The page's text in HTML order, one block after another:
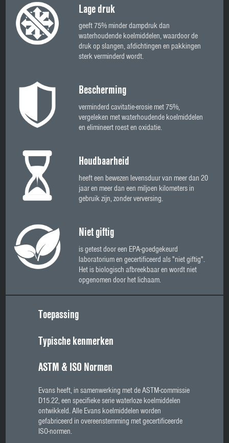
Lage druk
geeft 75% minder dampdruk dan
waterhoudende koelmiddelen, waardoor de
druk op slangen, afdichtingen en pakkingen
sterk verminderd wordt.
Bescherming
verminderd cavitatie-erosie met 75%,
vergeleken met waterhoudende koelmiddelen
en elimineert roest en oxidatie.
Houdbaarheid
heeft een bewezen levensduur van meer dan 20
jaar en meer dan een miljoen kilometers in
gebruik zijn, zonder verversing.
Niet giftig
is getest door een EPA-goedgekeurd
laboratorium en gecertificeerd als "niet giftig".
Het is biologisch afbreekbaar en wordt niet
opgenomen door het lichaam.
Toepassing
Typische kenmerken
ASTM & ISO Normen
Evans heeft, in samenwerking met de ASTM-commissie
D15.22, een specifieke serie waterloze koelmiddelen
ontwikkeld. Alle Evans koelmiddelen worden
gefabriceerd in overeenstemming met gecertificeerde
ISO-normen.